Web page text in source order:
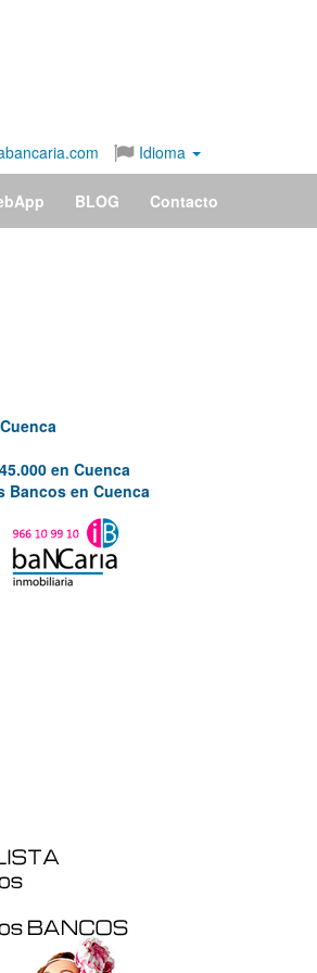
Idioma
BLOG Contacto
en Cuenca
Bancos en Cuenca